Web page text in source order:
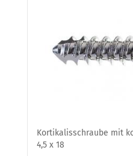
Kortikalisschraube mit
4,5 x 18